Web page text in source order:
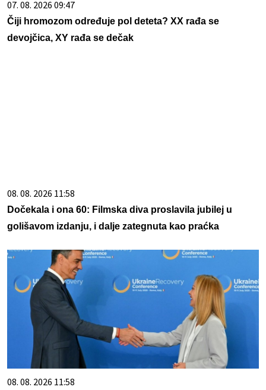
07. 08. 2026 09:47
Čiji hromozom određuje pol deteta? XX rađa se
devojčica, XY rađa se dečak
08. 08. 2026 11:58
Dočekala i ona 60: Filmska diva proslavila jubilej u
golišavom izdanju, i dalje zategnuta kao praćka
08. 08. 2026 11:58